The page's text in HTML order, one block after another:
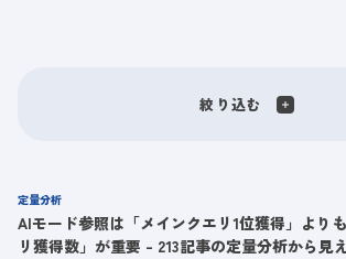
絞り込む
定量分析
AIモード参照は「メインクエリ1位獲得」より
リ獲得数」が重要 - 213記事の定量分析から見